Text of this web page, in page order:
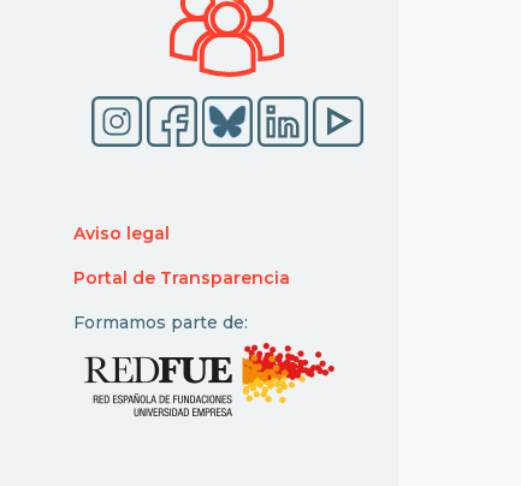
Aviso legal
Portal de Transparencia
Formamos parte de: